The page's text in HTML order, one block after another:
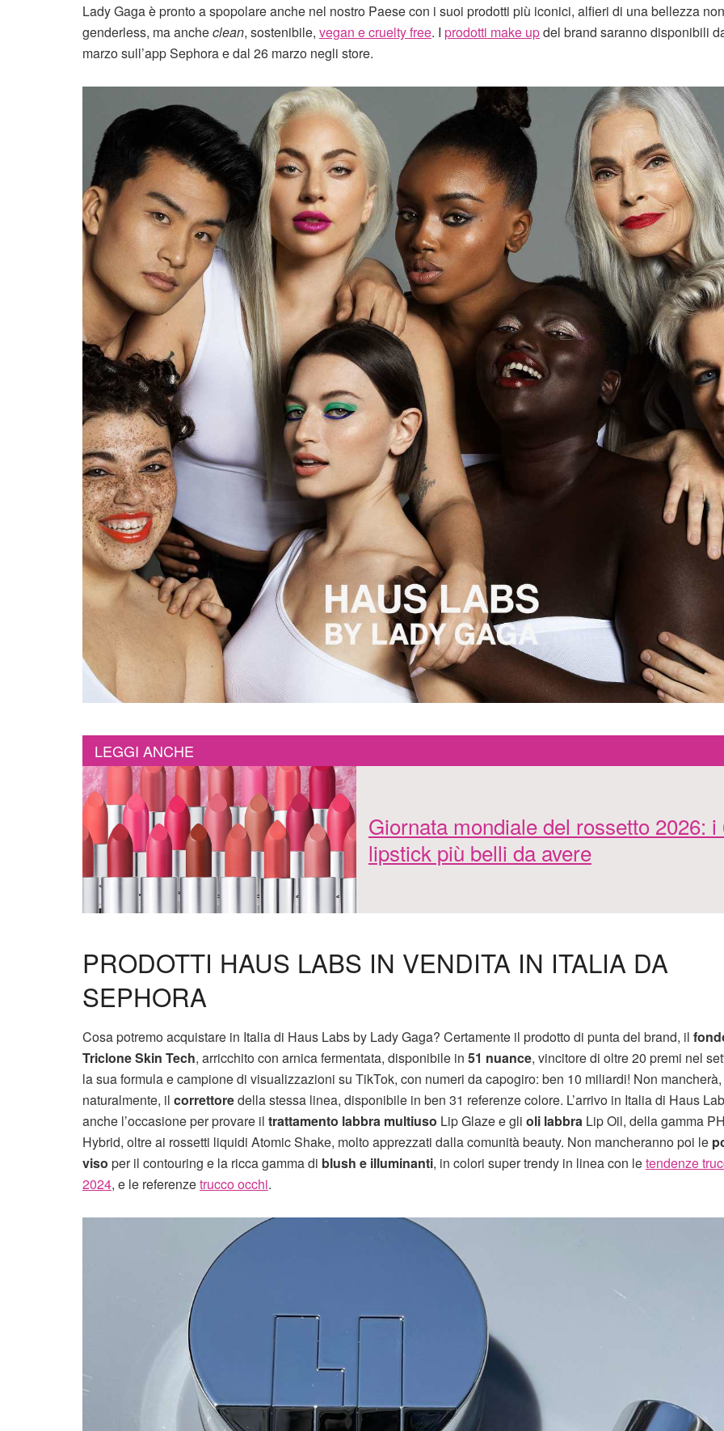
Lady Gaga è pronto a spopolare anche nel nostro Paese con i suoi prodotti più iconici, alfieri di una bellezza
genderless, ma ancheclean, sostenibile, vegan e cruelty free. I prodotti make updel brand saranno disponibili
marzo sull’app Sephora e dal 26 marzo negli store.
LEGGI ANCHE
Giornata mondiale del rossetto 2026: i
lipstick più belli da avere
PRODOTTI HAUS LABS IN VENDITA IN ITALIA DA
SEPHORA
Cosa potremo acquistare in Italia di Haus Labs by Lady Gaga? Certamente il prodotto di punta del brand, il
Triclone Skin Tech, arricchito con arnica fermentata, disponibile in 51 nuance, vincitore di oltre 20 premi nel
la sua formula e campione di visualizzazioni su TikTok, con numeri da capogiro: ben 10 miliardi! Non mancherà,
naturalmente, il correttoredella stessa linea, disponibile in ben 31 referenze colore. L’arrivo in Italia di Haus
anche l’occasione per provare il trattamento labbra multiuso Lip Glaze e gli oli labbra Lip Oil, della gamma
Hybrid, oltre ai rossetti liquidi Atomic Shake, molto apprezzati dalla comunità beauty. Non mancheranno poi le
viso per il contouring e la ricca gamma di blush e illuminanti, in colori super trendy in linea con letendenze
2024, e le referenzetrucco occhi.